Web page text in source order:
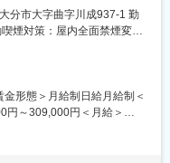
）」を重視したフラ
ずに働けます。
る環境です。
技術力と開発力を活かし、
の成長を目指しています。
員募集～
連部品の設計・製造を手掛
して、新たな技術への挑戦と
成長を目指しています。
取り込みながら新たなイノ
分市大字曲字川成937-1 勤
煙対策：屋内全面禁煙変更
トワーク含む）
形態＞月給制日給月給制＜
円～309,000円＜月給＞